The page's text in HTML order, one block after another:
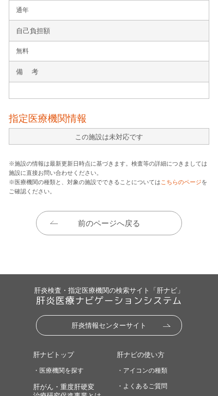
通年
自己負担額
無料
備 考
指定医療機関情報
この施設は未対応です
※施設の情報は最新更新日時点に基づきます。検査等の詳細につきましては
施設に直接お問い合わせください。
※医療機関の種類と、対象の施設でできることについてはこちらのページを
ご確認ください。
前のページへ戻る
肝炎検査・指定医療機関の検索サイト「肝ナビ」
肝炎医療ナビゲーションシステム
肝炎情報センターサイト
肝ナビトップ
・医療機関を探す
肝がん・重度肝硬変
肝ナビの使い方
・アイコンの種類
・よくあるご質問